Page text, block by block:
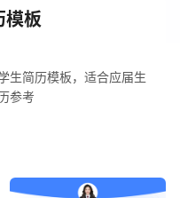
模板
生简历模板，适合应届生
参考